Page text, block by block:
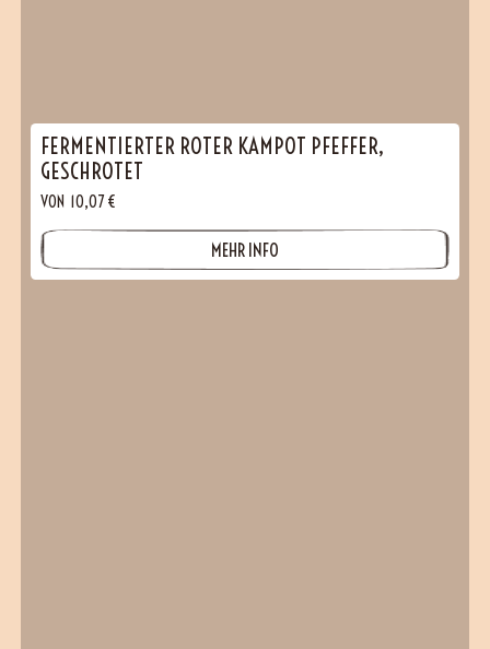
FERMENTIERTER ROTER KAMPOT PFEFFER,
GESCHROTET
VON 10,07€
MEHR INFO